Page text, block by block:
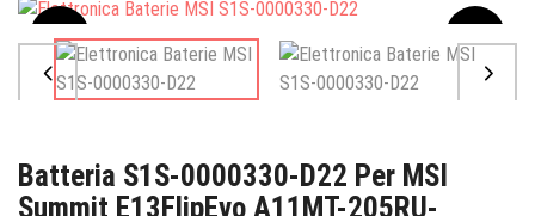
Sale
Batteria S1S-0000330-D22 Per MSI
Summit E13FlipEvo A11MT-205RU-